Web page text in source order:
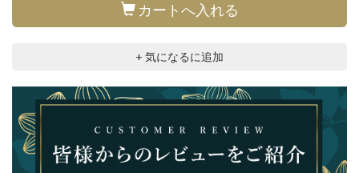
カートへ入れる
+ 気になるに追加